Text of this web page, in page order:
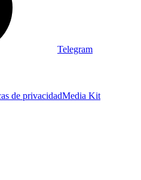
Telegram
de privacidadMedia Kit